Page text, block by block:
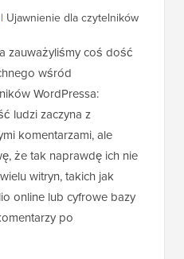
| Ujawnienie dla czytelników
zauważyliśmy coś dość
wśród
WordPressa:
ludzi zaczyna z
komentarzami, ale
że tak naprawdę ich nie
witryn, takich jak
online lub cyfrowe bazy
po